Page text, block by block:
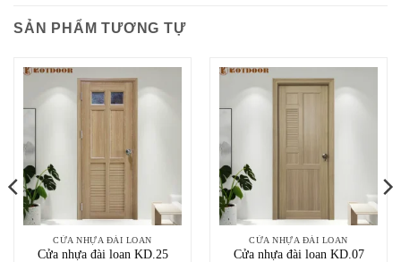
SẢN PHẨM TƯƠNG TỰ
CỬA NHỰA ĐÀI LOAN
Cửa nhựa đài loan KD.25
CỬA NHỰA ĐÀI LOAN
Cửa nhựa đài loan KD.07